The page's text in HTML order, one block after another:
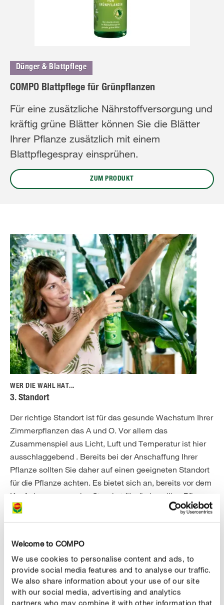
Welcome to COMPO
We use cookies to personalise content and ads, to
provide social media features and to analyse our traffic.
We also share information about your use of our site
with our social media, advertising and analytics
partners who may combine it with other information that
Dünger & Blattpflege
COMPO Blattpflege für Grünpflanzen
Für eine zusätzliche Nährstoffversorgung und
kräftig grüne Blätter können Sie die Blätter
Ihrer Pflanze zusätzlich mit einem
Blattpflegespray einsprühen.
ZUM PRODUKT
WER DIE WAHL HAT...
3. Standort
Der richtige Standort ist für das gesunde Wachstum Ihrer
Zimmerpflanzen das A und O. Vor allem das
Zusammenspiel aus Licht, Luft und Temperatur ist hier
ausschlaggebend . Bereits bei der Anschaffung Ihrer
Pflanze sollten Sie daher auf einen geeigneten Standort
für die Pflanze achten. Es bietet sich an, bereits vor dem
Kauf einen passenden Standort für die jeweilige Pflanze
auszusuchen.
trockenen Standort sind Blätter mit braunen Spitzen oder
schwarzen Flecken. Färben sich die Blattspitzen gelb,
deutet dies eher auf einen zu kalten Standort hin. Auch
Blattfall kommt oft von einem zu kalten Standort oder
Zugluft. Wenn Ihre Pflanzen sehr schnell hohe und eher